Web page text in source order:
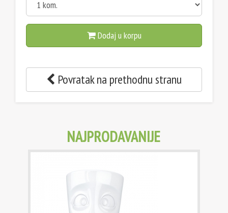
Dodaj u korpu
Povratak na prethodnu stranu
NAJPRODAVANIJE